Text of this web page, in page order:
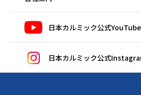
日本カルミック公式YouTube
日本カルミック公式